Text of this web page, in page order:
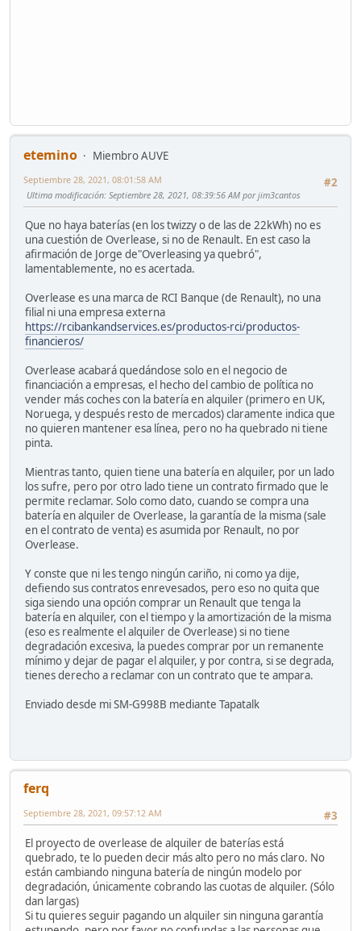
etemino
Miembro AUVE
#2
Septiembre 28, 2021, 08:01:58 AM
Ultima modificación: Septiembre 28, 2021, 08:39:56 AM por jim3cantos
Que no haya baterías (en los twizzy o de las de 22kWh) no es
una cuestión de Overlease, si no de Renault. En est caso la
afirmación de Jorge de"Overleasing ya quebró",
lamentablemente, no es acertada.
Overlease es una marca de RCI Banque (de Renault), no una
filial ni una empresa externa
https://rcibankandservices.es/productos-rci/productos-
financieros/
Overlease acabará quedándose solo en el negocio de
financiación a empresas, el hecho del cambio de política no
vender más coches con la batería en alquiler (primero en UK,
Noruega, y después resto de mercados) claramente indica que
no quieren mantener esa línea, pero no ha quebrado ni tiene
pinta.
Mientras tanto, quien tiene una batería en alquiler, por un lado
los sufre, pero por otro lado tiene un contrato firmado que le
permite reclamar. Solo como dato, cuando se compra una
batería en alquiler de Overlease, la garantía de la misma (sale
en el contrato de venta) es asumida por Renault, no por
Overlease.
Y conste que ni les tengo ningún cariño, ni como ya dije,
defiendo sus contratos enrevesados, pero eso no quita que
siga siendo una opción comprar un Renault que tenga la
batería en alquiler, con el tiempo y la amortización de la misma
(eso es realmente el alquiler de Overlease) si no tiene
degradación excesiva, la puedes comprar por un remanente
mínimo y dejar de pagar el alquiler, y por contra, si se degrada,
tienes derecho a reclamar con un contrato que te ampara.
Enviado desde mi SM-G998B mediante Tapatalk
ferq
#3
Septiembre 28, 2021, 09:57:12 AM
El proyecto de overlease de alquiler de baterías está
quebrado, te lo pueden decir más alto pero no más claro. No
están cambiando ninguna batería de ningún modelo por
degradación, únicamente cobrando las cuotas de alquiler. (Sólo
dan largas)
Si tu quieres seguir pagando un alquiler sin ninguna garantía